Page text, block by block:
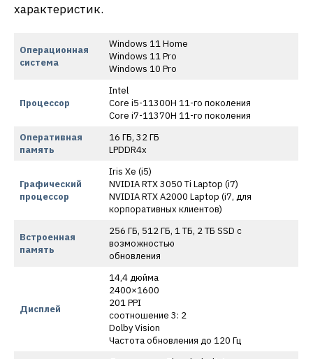
характеристик.
Операционная
система
Windows 11 Home
Windows 11 Pro
Windows 10 Pro
Процессор
Intel
Core i5-11300H 11-го поколения
Core i7-11370H 11-го поколения
Оперативная
память
16 ГБ, 32 ГБ
LPDDR4x
Графический
процессор
Iris Xe (i5)
NVIDIA RTX 3050 Ti Laptop (i7)
NVIDIA RTX A2000 Laptop (i7, для
корпоративных клиентов)
Встроенная
память
256 ГБ, 512 ГБ, 1 ТБ, 2 ТБ SSD с
возможностью
обновления
Дисплей
14,4 дюйма
2400×1600
201 PPI
соотношение 3: 2
Dolby Vision
Частота обновления до 120 Гц